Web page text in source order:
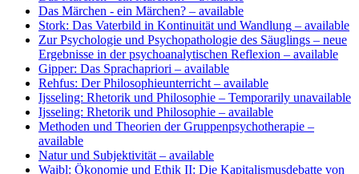
Das Märchen - ein Märchen? – available
Stork: Das Vaterbild in Kontinuität und Wandlung – available
Zur Psychologie und Psychopathologie des Säuglings – neue
Ergebnisse in der psychoanalytischen Reflexion – available
Gipper: Das Sprachapriori – available
Rehfus: Der Philosophieunterricht – available
Ijsseling: Rhetorik und Philosophie – Temporarily unavailable
Ijsseling: Rhetorik und Philosophie – available
Methoden und Theorien der Gruppenpsychotherapie –
available
Natur und Subjektivität – available
Waibl: Ökonomie und Ethik II: Die Kapitalismusdebatte von